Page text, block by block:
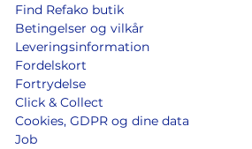
Find Refako butik
Betingelser og vilkår
Leveringsinformation
Fordelskort
Fortrydelse
Click & Collect
Cookies, GDPR og dine data
Job